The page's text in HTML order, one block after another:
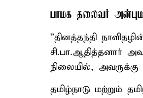
பாமக தலைவர்
”தினத்தந்தி
சி.பா.ஆதித்தனார்
நிலையில்,
தமிழ்நாடு மற்றும்